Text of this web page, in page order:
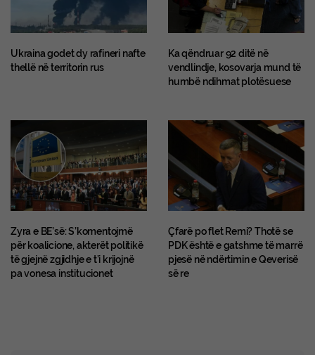
Ukraina godet dy rafineri nafte
thellë në territorin rus
Ka qëndruar 92 ditë në
vendlindje, kosovarja mund të
humbë ndihmat plotësuese
Zyra e BE’së: S’komentojmë
për koalicione, akterët politikë
të gjejnë zgjidhje e t’i krijojnë
pa vonesa institucionet
Çfarë po flet Remi? Thotë se
PDK është e gatshme të marrë
pjesë në ndërtimin e Qeverisë
së re